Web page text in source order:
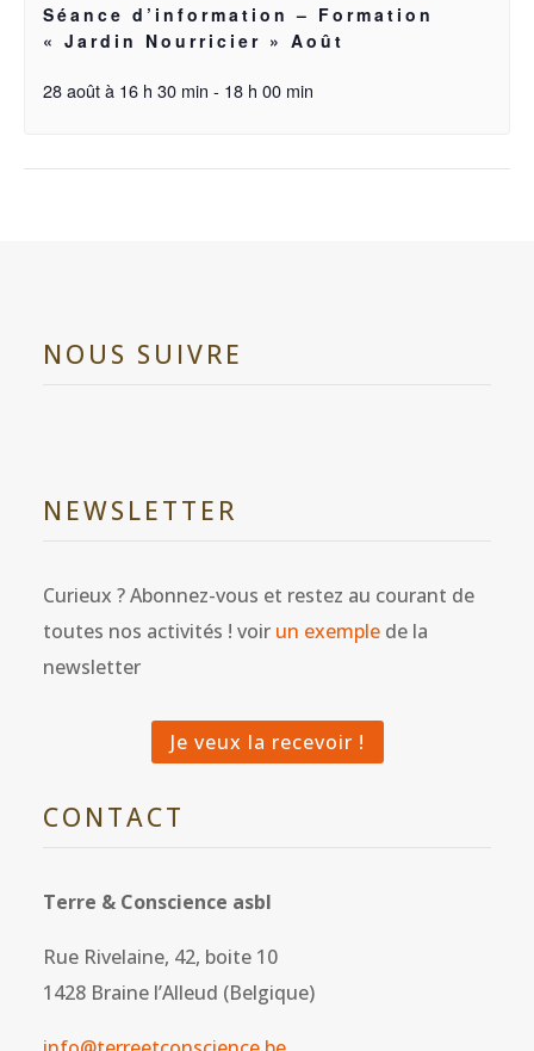
Séance d’information – Formation
« Jardin Nourricier » Août
28 août à 16 h 30 min - 18 h 00 min
NOUS SUIVRE
NEWSLETTER
Curieux ? Abonnez-vous et restez au courant de
toutes nos activités ! voir un exemplede la
newsletter
Je veux la recevoir !
CONTACT
Terre & Conscience asbl
Rue Rivelaine, 42, boite 10
1428 Braine l’Alleud (Belgique)